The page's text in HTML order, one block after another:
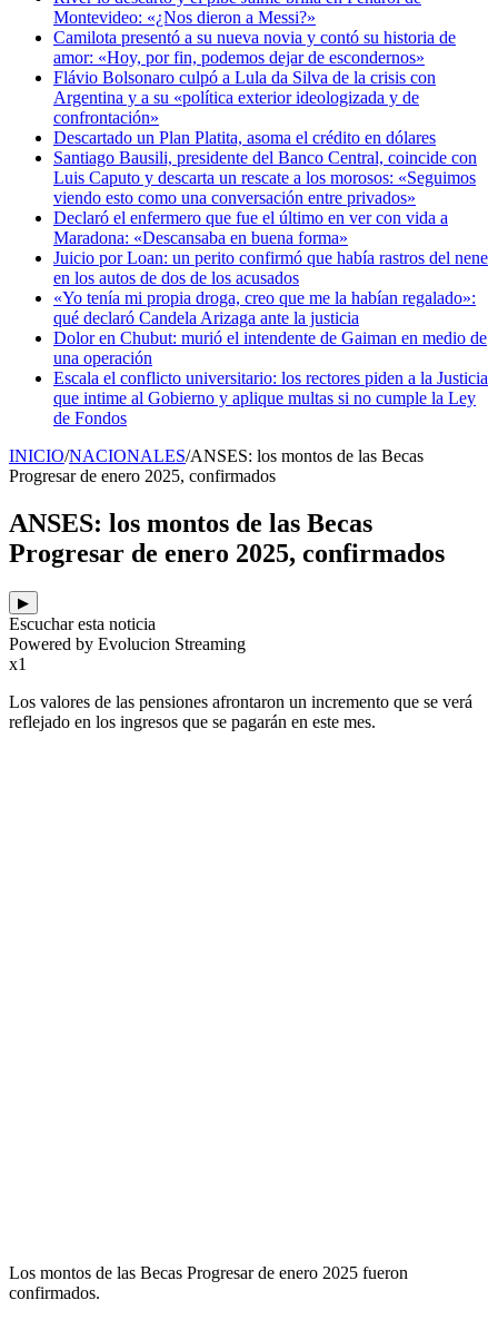
Montevideo: «¿Nos dieron a Messi?»
Camilota presentó a su nueva novia y contó su historia de
amor: «Hoy, por fin, podemos dejar de escondernos»
Flávio Bolsonaro culpó a Lula da Silva de la crisis con
Argentina y a su «política exterior ideologizada y de
confrontación»
Descartado un Plan Platita, asoma el crédito en dólares
Santiago Bausili, presidente del Banco Central, coincide con
Luis Caputo y descarta un rescate a los morosos: «Seguimos
viendo esto como una conversación entre privados»
Declaró el enfermero que fue el último en ver con vida a
Maradona: «Descansaba en buena forma»
Juicio por Loan: un perito confirmó que había rastros del nene
en los autos de dos de los acusados
«Yo tenía mi propia droga, creo que me la habían regalado»:
qué declaró Candela Arizaga ante la justicia
Dolor en Chubut: murió el intendente de Gaiman en medio de
una operación
Escala el conflicto universitario: los rectores piden a la Justicia
que intime al Gobierno y aplique multas si no cumple la Ley
de Fondos
INICIO/NACIONALES/ANSES: los montos de las Becas
Progresar de enero 2025, confirmados
ANSES: los montos de las Becas
Progresar de enero 2025, confirmados
▶
Escuchar esta noticia
Powered by Evolucion Streaming
x1
Los valores de las pensiones afrontaron un incremento que se verá
reflejado en los ingresos que se pagarán en este mes.
Los montos de las Becas Progresar de enero 2025 fueron
confirmados.